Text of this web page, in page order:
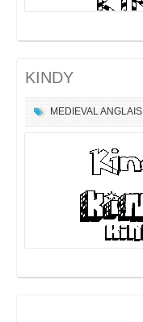
KINDY
MEDIEVAL ANGLAIS